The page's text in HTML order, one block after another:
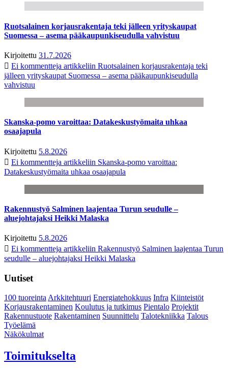
Ruotsalainen korjausrakentaja teki jälleen yrityskaupat
Suomessa – asema pääkaupunkiseudulla vahvistuu
Kirjoitettu 31.7.2026
Ei kommentteja artikkeliin Ruotsalainen korjausrakentaja teki
jälleen yrityskaupat Suomessa – asema pääkaupunkiseudulla
vahvistuu
Skanska-pomo varoittaa: Datakeskustyömaita uhkaa
osaajapula
Kirjoitettu 5.8.2026
Ei kommentteja artikkeliin Skanska-pomo varoittaa:
Datakeskustyömaita uhkaa osaajapula
Rakennustyö Salminen laajentaa Turun seudulle –
aluejohtajaksi Heikki Malaska
Kirjoitettu 5.8.2026
Ei kommentteja artikkeliin Rakennustyö Salminen laajentaa Turun
seudulle – aluejohtajaksi Heikki Malaska
Uutiset
100 tuoreintaArkkitehtuuri Energiatehokkuus Infra Kiinteistöt
Korjausrakentaminen Koulutus ja tutkimus Pientalo Projektit
Rakennustuote Rakentaminen Suunnittelu Talotekniikka Talous
Työelämä
Näkökulmat
Toimitukselta